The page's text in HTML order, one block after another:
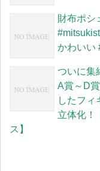
財布ポシ
かわいい
ついに集
A賞～D
したフィ
立体化！
ス】